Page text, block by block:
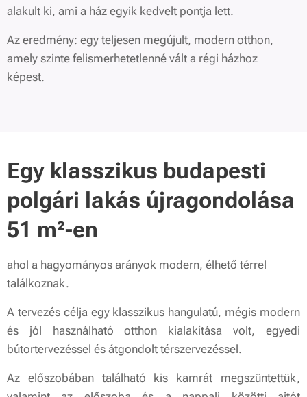
alakult ki, ami a ház egyik kedvelt pontja lett.
Az eredmény: egy teljesen megújult, modern otthon,
amely szinte felismerhetetlenné vált a régi házhoz
képest.
Egy klasszikus budapesti
polgári lakás újragondolása
51 m²-en
ahol a hagyományos arányok modern, élhető térrel
találkoznak.
A tervezés célja egy klasszikus hangulatú, mégis modern
és jól használható otthon kialakítása volt, egyedi
bútortervezéssel és átgondolt térszervezéssel.
Az előszobában található kis kamrát megszüntettük,